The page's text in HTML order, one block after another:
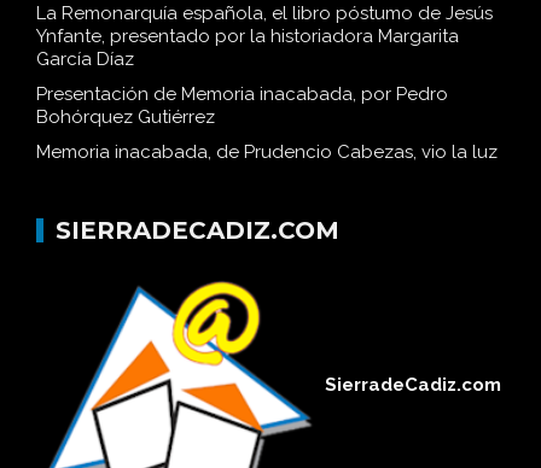
La Remonarquía española, el libro póstumo de Jesús
Ynfante, presentado por la historiadora Margarita
García Díaz
Presentación de Memoria inacabada, por Pedro
Bohórquez Gutiérrez
Memoria inacabada, de Prudencio Cabezas, vio la luz
SIERRADECADIZ.COM
SierradeCadiz.com